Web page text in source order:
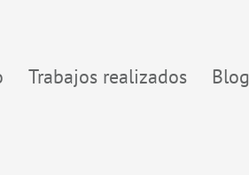
Trabajos realizados Blog